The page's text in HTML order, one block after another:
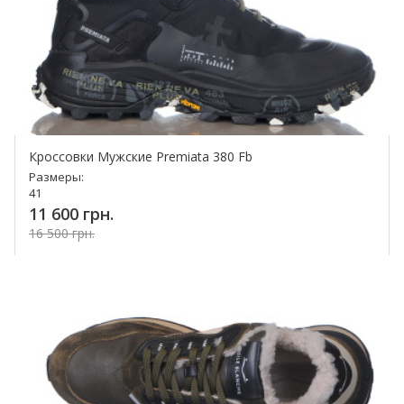
Кроссовки Мужские Premiata 380 Fb
Размеры:
41
11 600 грн.
16 500 грн.